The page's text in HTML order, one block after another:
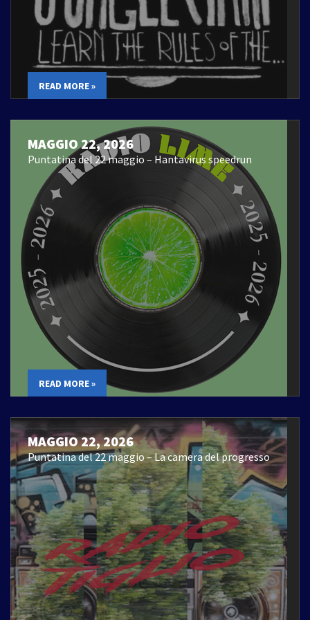
READ MORE »
MAGGIO 22, 2026
Puntatina del 22 maggio – Hantavirus speedrun
READ MORE »
MAGGIO 22, 2026
Puntatina del 22 maggio – La camera del progresso